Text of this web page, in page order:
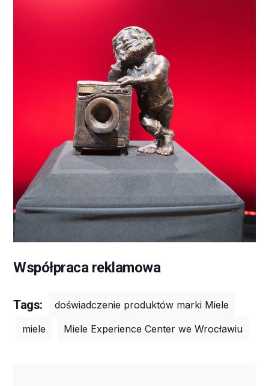
Współpraca reklamowa
Tags:
doświadczenie produktów marki Miele
miele
Miele Experience Center we Wrocławiu